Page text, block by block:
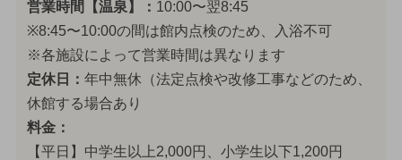
営業時間【温泉】： 10:00〜翌8:45
※8:45〜10:00の間は館内点検のため、入浴不可
※各施設によって営業時間は異なります
定休日： 年中無休（法定点検や改修工事などのため、
休館する場合あり
料金：
【平日】中学生以上2,000円、小学生以下1,200円